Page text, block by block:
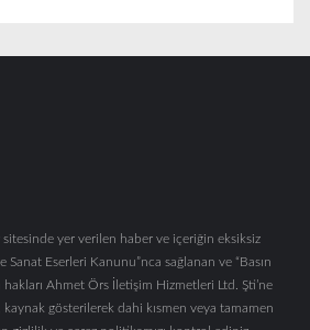
yer verilen haber ve içeriğin eksiksiz
Sanat Eserleri Kanunu”nca sağlanan ve “Basın
Ahmet Örs İletişim Hizmetleri Ltd. Şti’ne
kaynak gösterilerek dahi kısmen veya tamamen